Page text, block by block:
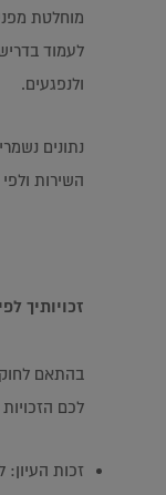
מוחלטת
לעמוד
ולנפגעים.
נתונים
השירות
זכויותיך
לכם
זכות